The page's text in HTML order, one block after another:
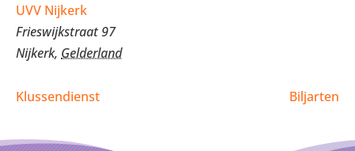
UVV Nijkerk
Frieswijkstraat 97
Nijkerk, Gelderland
Klussendienst Biljarten